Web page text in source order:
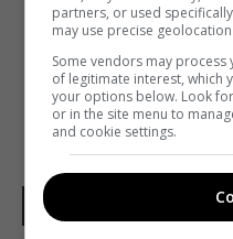
?
ОБЕРИ
НОВИНИ УКРАЇНИ І
partners, or used
may use precise
Some vendors may
of legitimate interest, which
your options below. Look
or in the site menu to
and cookie settings.